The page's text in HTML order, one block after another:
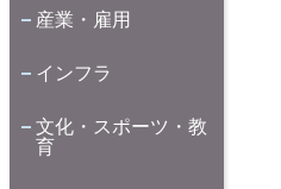
産業・雇用
インフラ
文化・スポーツ・教
育